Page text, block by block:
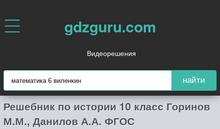
gdzguru.com
Видеорешения
найти
Решебник по истории 10 класс Горинов
М.М., Данилов А.А. ФГОС